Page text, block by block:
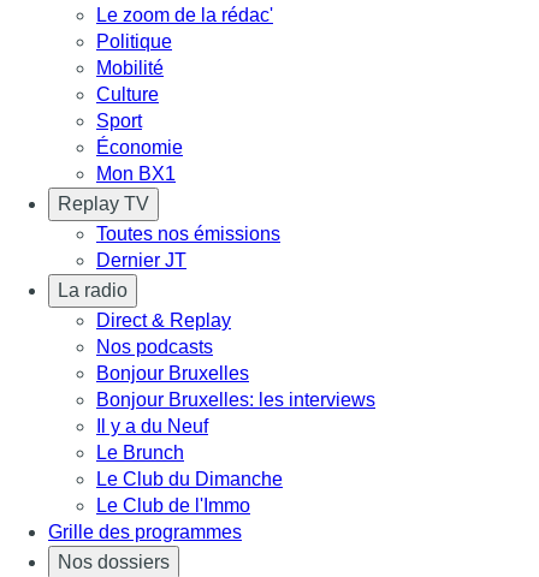
Le zoom de la rédac'
Politique
Mobilité
Culture
Sport
Économie
Mon BX1
Replay TV
Toutes nos émissions
Dernier JT
La radio
Direct & Replay
Nos podcasts
Bonjour Bruxelles
Bonjour Bruxelles: les interviews
Il y a du Neuf
Le Brunch
Le Club du Dimanche
Le Club de l'Immo
Grille des programmes
Nos dossiers